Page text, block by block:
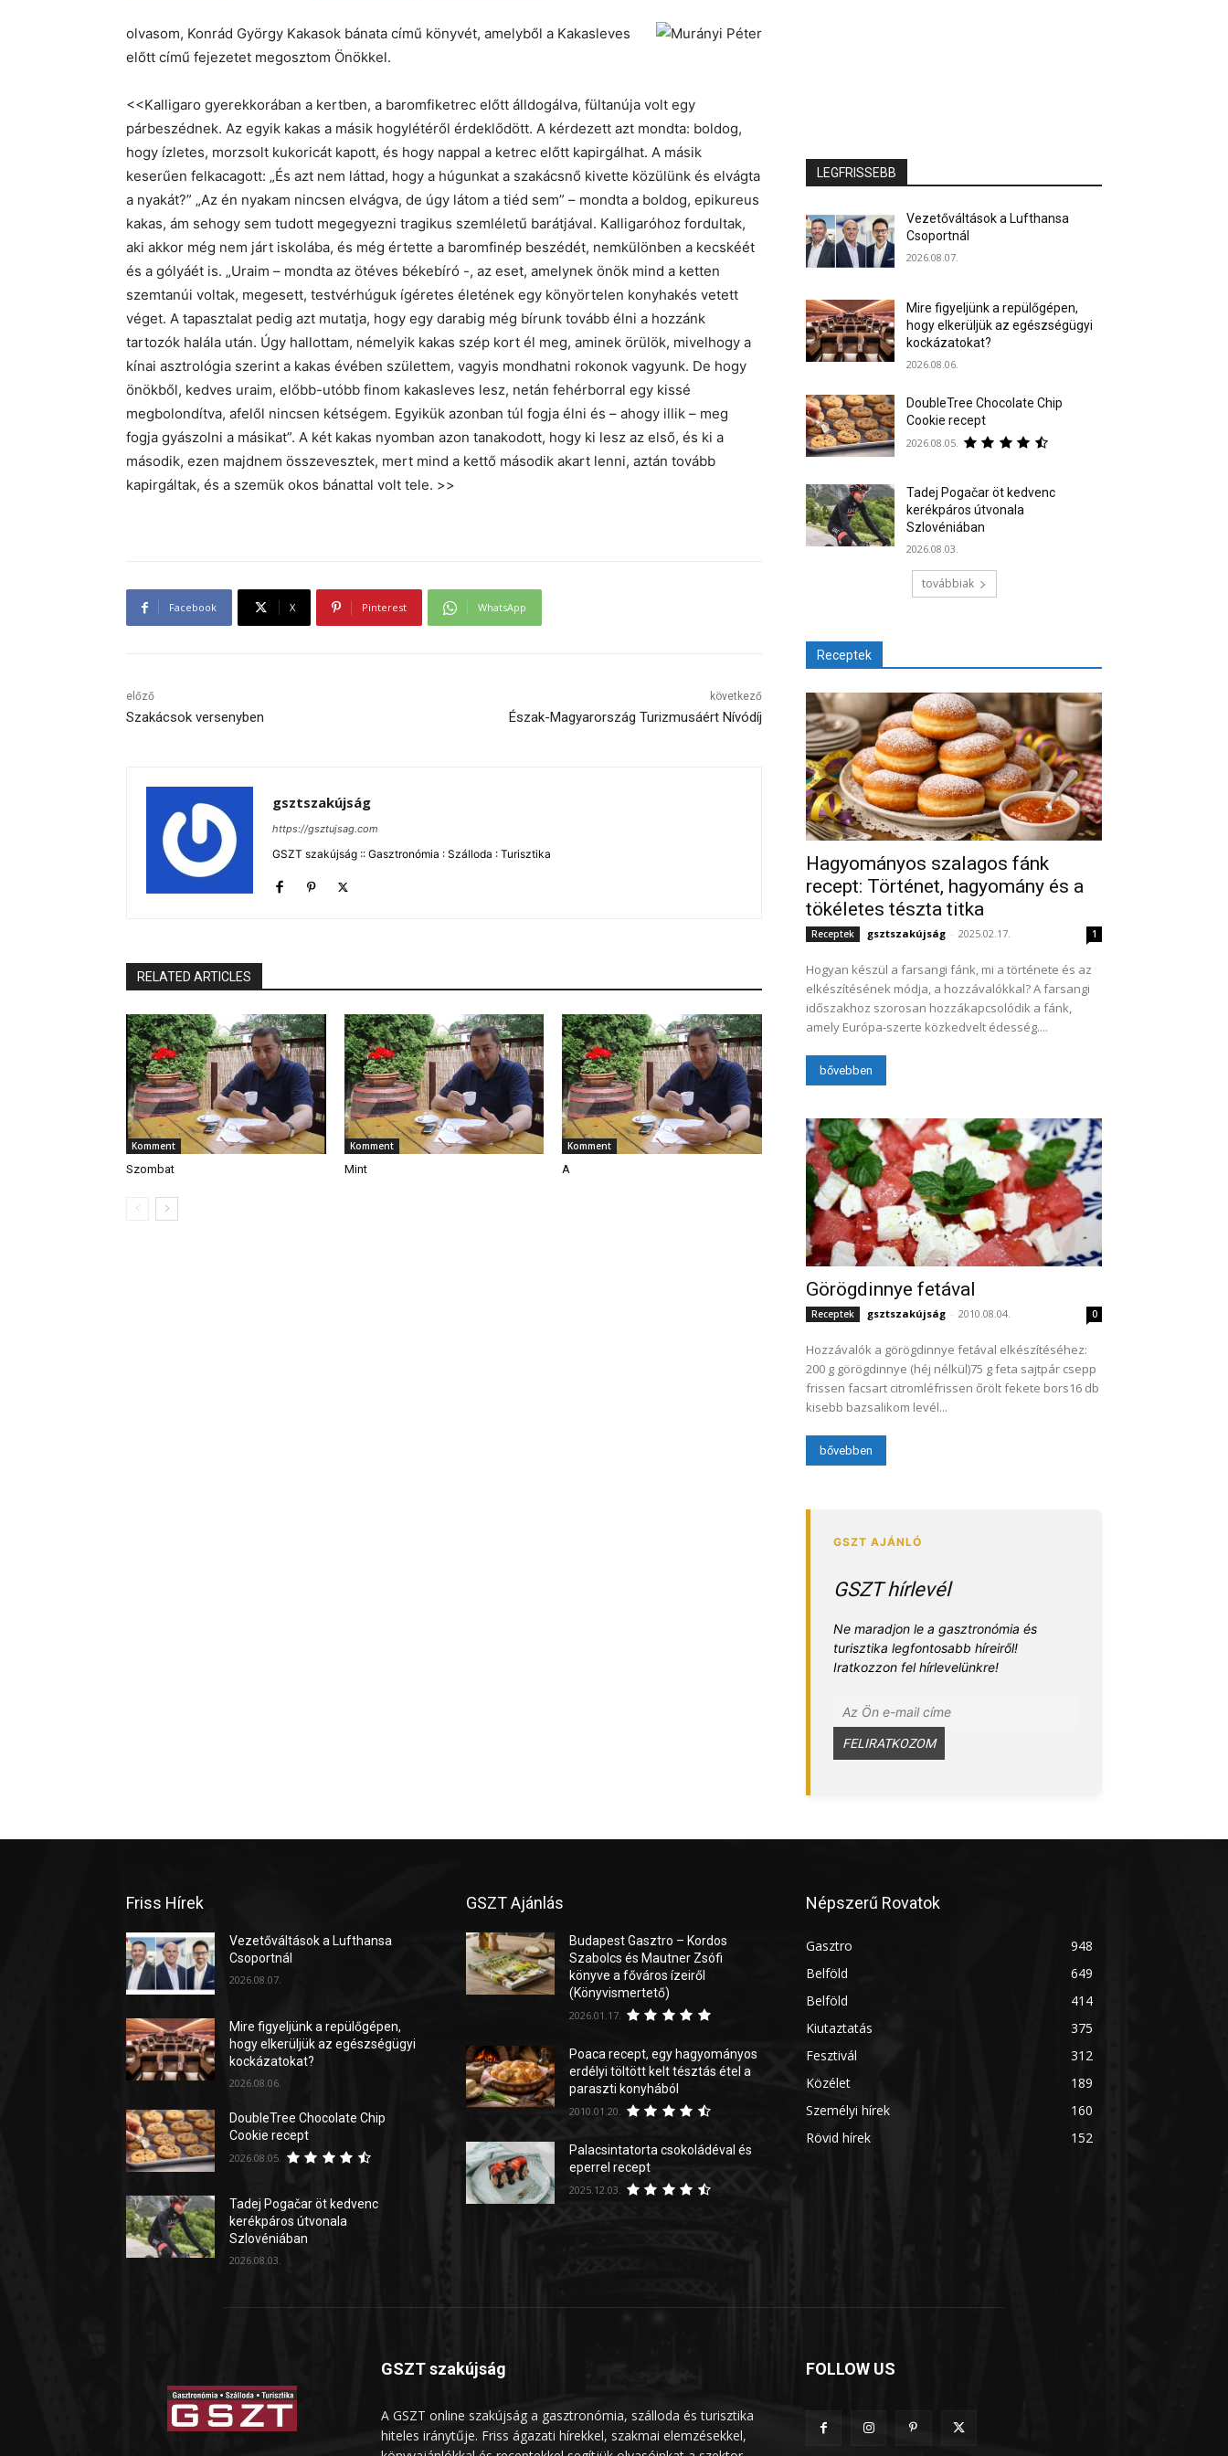
olvasom, Konrád György Kakasok bánata című könyvét, amelyből a Kakasleves
előtt című fejezetet megosztom Önökkel.
<<Kalligaro gyerekkorában a kertben, a baromfiketrec előtt álldogálva, fültanúja volt egy
párbeszédnek. Az egyik kakas a másik hogylétéről érdeklődött. A kérdezett azt mondta: boldog,
hogy ízletes, morzsolt kukoricát kapott, és hogy nappal a ketrec előtt kapirgálhat. A másik
keserűen felkacagott: „És azt nem láttad, hogy a húgunkat a szakácsnő kivette közülünk és elvágta
a nyakát?” „Az én nyakam nincsen elvágva, de úgy látom a tiéd sem” – mondta a boldog, epikureus
kakas, ám sehogy sem tudott megegyezni tragikus szemléletű barátjával. Kalligaróhoz fordultak,
aki akkor még nem járt iskolába, és még értette a baromfinép beszédét, nemkülönben a kecskéét
és a gólyáét is. „Uraim – mondta az ötéves békebíró -, az eset, amelynek önök mind a ketten
szemtanúi voltak, megesett, testvérhúguk ígéretes életének egy könyörtelen konyhakés vetett
véget. A tapasztalat pedig azt mutatja, hogy egy darabig még bírunk tovább élni a hozzánk
tartozók halála után. Úgy hallottam, némelyik kakas szép kort él meg, aminek örülök, mivelhogy a
kínai asztrológia szerint a kakas évében születtem, vagyis mondhatni rokonok vagyunk. De hogy
önökből, kedves uraim, előbb-utóbb finom kakasleves lesz, netán fehérborral egy kissé
megbolondítva, afelől nincsen kétségem. Egyikük azonban túl fogja élni és – ahogy illik – meg
fogja gyászolni a másikat”. A két kakas nyomban azon tanakodott, hogy ki lesz az első, és ki a
második, ezen majdnem összevesztek, mert mind a kettő második akart lenni, aztán tovább
kapirgáltak, és a szemük okos bánattal volt tele. >>
Facebook X Pinterest WhatsApp
előző
Szakácsok versenyben
következő
Észak-Magyarország Turizmusáért Nívódíj
gsztszakújság
https://gsztujsag.com
GSZT szakújság :: Gasztronómia : Szálloda : Turisztika
RELATED ARTICLES
Komment
Szombat
Komment
Mint
Komment
A
LEGFRISSEBB
Vezetőváltások a Lufthansa
Csoportnál
2026.08.07.
Mire figyeljünk a repülőgépen,
hogy elkerüljük az egészségügyi
kockázatokat?
2026.08.06.
DoubleTree Chocolate Chip
Cookie recept
2026.08.05.
Tadej Pogačar öt kedvenc
kerékpáros útvonala
Szlovéniában
2026.08.03.
továbbiak
Receptek
Hagyományos szalagos fánk
recept: Történet, hagyomány és a
tökéletes tészta titka
Receptek gsztszakújság - 2025.02.17. 1
Hogyan készül a farsangi fánk, mi a története és az
elkészítésének módja, a hozzávalókkal? A farsangi
időszakhoz szorosan hozzákapcsolódik a fánk,
amely Európa-szerte közkedvelt édesség....
bővebben
Görögdinnye fetával
Receptek gsztszakújság - 2010.08.04. 0
Hozzávalók a görögdinnye fetával elkészítéséhez:
200 g görögdinnye (héj nélkül)75 g feta sajtpár csepp
frissen facsart citromléfrissen őrölt fekete bors16 db
kisebb bazsalikom levél...
bővebben
GSZT hírlevél
Ne maradjon le a gasztronómia és
turisztika legfontosabb híreiről!
Iratkozzon fel hírlevelünkre!
Friss Hírek
Vezetőváltások a Lufthansa
Csoportnál
2026.08.07.
Mire figyeljünk a repülőgépen,
hogy elkerüljük az egészségügyi
kockázatokat?
2026.08.06.
DoubleTree Chocolate Chip
Cookie recept
2026.08.05.
Tadej Pogačar öt kedvenc
kerékpáros útvonala
Szlovéniában
2026.08.03.
GSZT Ajánlás
Budapest Gasztro – Kordos
Szabolcs és Mautner Zsófi
könyve a főváros ízeiről
(Könyvismertető)
2026.01.17.
Poaca recept, egy hagyományos
erdélyi töltött kelt tésztás étel a
paraszti konyhából
2010.01.20.
Palacsintatorta csokoládéval és
eperrel recept
2025.12.03.
Népszerű Rovatok
Gasztro
948
Belföld
649
Belföld
414
Kiutaztatás
375
Fesztivál
312
Közélet
189
Személyi hírek
160
Rövid hírek
152
GSZT szakújság
A GSZT online szakújság a gasztronómia, szálloda és turisztika
hiteles iránytűje. Friss ágazati hírekkel, szakmai elemzésekkel,
FOLLOW US